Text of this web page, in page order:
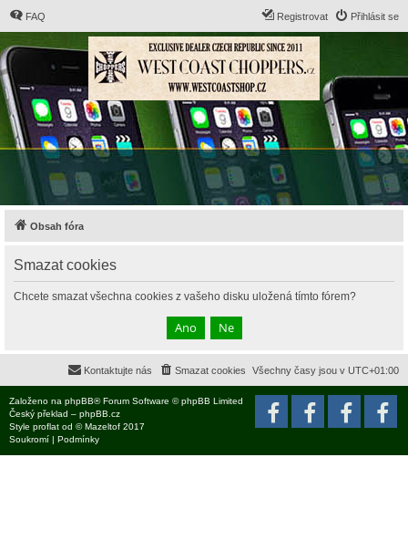
FAQ Přihlásit se
Registrovat
Obsah fóra
Smazat cookies
Chcete smazat všechna cookies z vašeho disku uložená tímto fórem?
Všechny časy jsou v UTC+01:00
Smazat cookies
Kontaktujte nás
Založeno na phpBB® Forum Software © phpBB Limited
Český překlad – phpBB.cz
Style proflat od ©Mazeltof 2017
Soukromí | Podmínky